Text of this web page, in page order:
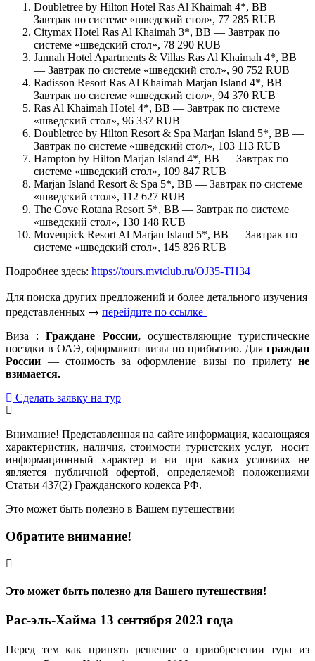
Doubletree by Hilton Hotel Ras Al Khaimah 4*, BB —
Завтрак по системе «шведский стол», 77 285 RUB
Citymax Hotel Ras Al Khaimah 3*, BB — Завтрак по
системе «шведский стол», 78 290 RUB
Jannah Hotel Apartments & Villas Ras Al Khaimah 4*, BB
— Завтрак по системе «шведский стол», 90 752 RUB
Radisson Resort Ras Al Khaimah Marjan Island 4*, BB —
Завтрак по системе «шведский стол», 94 370 RUB
Ras Al Khaimah Hotel 4*, BB — Завтрак по системе
«шведский стол», 96 337 RUB
Doubletree by Hilton Resort & Spa Marjan Island 5*, BB —
Завтрак по системе «шведский стол», 103 113 RUB
Hampton by Hilton Marjan Island 4*, BB — Завтрак по
системе «шведский стол», 109 847 RUB
Marjan Island Resort & Spa 5*, BB — Завтрак по системе
«шведский стол», 112 627 RUB
The Cove Rotana Resort 5*, BB — Завтрак по системе
«шведский стол», 130 148 RUB
Movenpick Resort Al Marjan Island 5*, BB — Завтрак по
системе «шведский стол», 145 826 RUB
Подробнее здесь: https://tours.mvtclub.ru/OJ35-TH34
Для поиска других предложений и более детального изучения
представленных → перейдите по ссылке
Виза :Граждане России, осуществляющие туристические
поездки в ОАЭ, оформляют визы по прибытию. Для граждан
России — стоимость за оформление визы по прилету не
взимается.
Сделать заявку на тур
Внимание! Представленная на сайте информация, касающаяся
характеристик, наличия, стоимости туристских услуг, носит
информационный характер и ни при каких условиях не
является публичной офертой, определяемой положениями
Статьи 437(2) Гражданского кодекса РФ.
Это может быть полезно в Вашем путешествии
Обратите внимание!
Это может быть полезно для Вашего путешествия!
Рас-эль-Хайма 13 сентября 2023 года
Перед тем как принять решение о приобретении тура из